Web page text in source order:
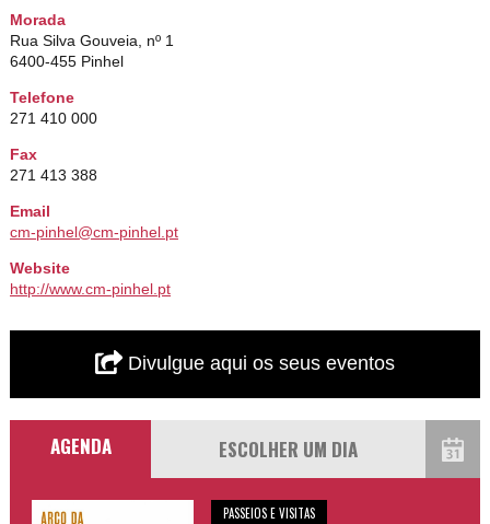
Morada
Rua Silva Gouveia, nº 1
6400-455 Pinhel
Telefone
271 410 000
Fax
271 413 388
Email
cm-pinhel@cm-pinhel.pt
Website
http://www.cm-pinhel.pt
Divulgue aqui os seus eventos
AGENDA
PASSEIOS E VISITAS